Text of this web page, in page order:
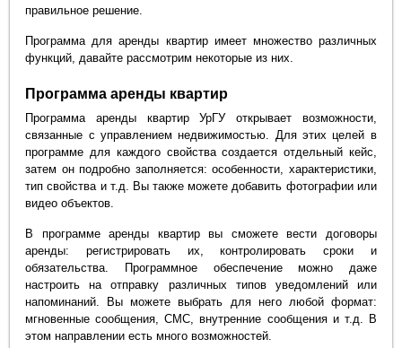
правильное решение.
Программа для аренды квартир имеет множество различных
функций, давайте рассмотрим некоторые из них.
Программа аренды квартир
Программа аренды квартир УрГУ открывает возможности,
связанные с управлением недвижимостью. Для этих целей в
программе для каждого свойства создается отдельный кейс,
затем он подробно заполняется: особенности, характеристики,
тип свойства и т.д. Вы также можете добавить фотографии или
видео объектов.
В программе аренды квартир вы сможете вести договоры
аренды: регистрировать их, контролировать сроки и
обязательства. Программное обеспечение можно даже
настроить на отправку различных типов уведомлений или
напоминаний. Вы можете выбрать для него любой формат:
мгновенные сообщения, СМС, внутренние сообщения и т.д. В
этом направлении есть много возможностей.